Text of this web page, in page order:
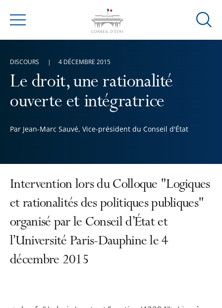
Menu
Ouvrir
Le droit, une rationalité
ouverte et intégratrice
Par Jean-Marc Sauvé, Vice-président du Conseil d'État
DISCOURS 4 DÉCEMBRE 2015
Intervention lors du Colloque "Logiques
et rationalités des politiques publiques"
organisé par le Conseil d’État et
l’Université Paris-Dauphine le 4
décembre 2015